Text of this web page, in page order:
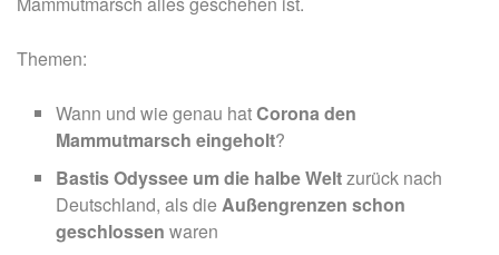
Themen:
Wann und wie genau hatCorona den
Mammutmarsch eingeholt?
Bastis Odyssee um die halbe Weltzurück nach
Deutschland, als die Außengrenzen schon
geschlossen waren